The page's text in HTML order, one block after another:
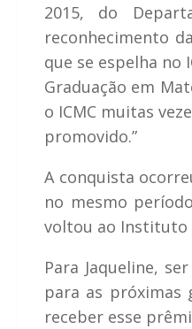
2015, do
reconhecimento
que se espelha no
Graduação em
o ICMC muitas
promovido.”
A conquista
no mesmo
voltou ao Instituto
Para Jaqueline,
para as próximas
receber esse